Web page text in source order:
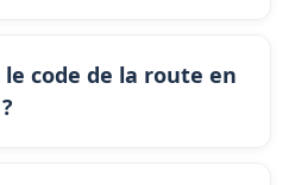
code de la route en